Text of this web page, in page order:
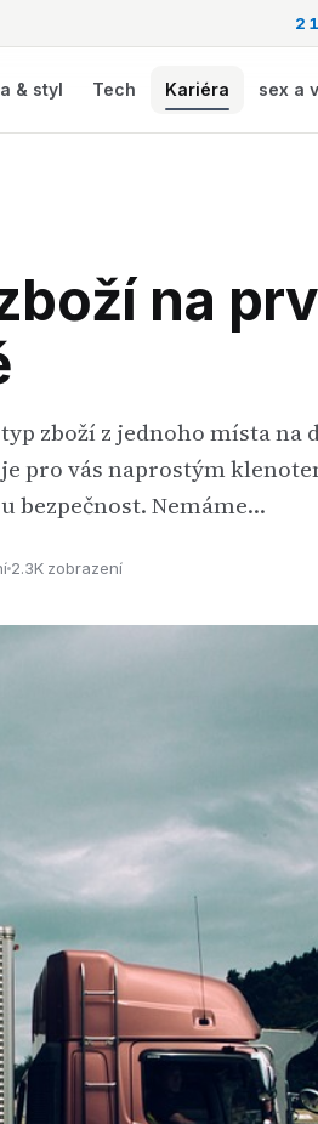
2
& styl Tech Kariéra sex a
na
zboží z jednoho místa na
pro vás naprostým
bezpečnost. Nemáme…
2.3K zobrazení